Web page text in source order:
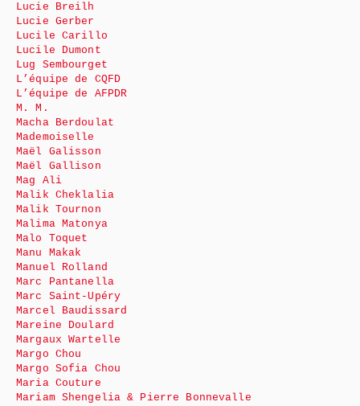
Lucie Breilh
Lucie Gerber
Lucile Carillo
Lucile Dumont
Lug Sembourget
L’équipe de CQFD
L’équipe de AFPDR
M. M.
Macha Berdoulat
Mademoiselle
Maël Galisson
Maël Gallison
Mag Ali
Malik Cheklalia
Malik Tournon
Malima Matonya
Malo Toquet
Manu Makak
Manuel Rolland
Marc Pantanella
Marc Saint-Upéry
Marcel Baudissard
Mareine Doulard
Margaux Wartelle
Margo Chou
Margo Sofia Chou
Maria Couture
Mariam Shengelia & Pierre Bonnevalle